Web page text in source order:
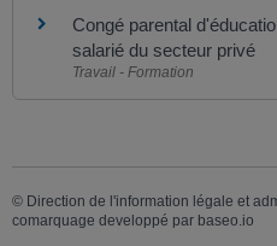
Congé parental
salarié du secteur privé
Travail - Formation
© Direction de l'information légale et
comarquage developpé par baseo.io